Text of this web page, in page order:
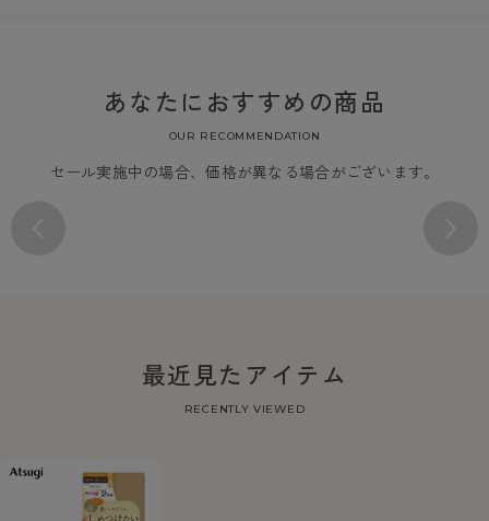
あなたにおすすめの商品
OUR RECOMMENDATION
セール実施中の場合、価格が異なる場合がございます。
最近見たアイテム
RECENTLY VIEWED